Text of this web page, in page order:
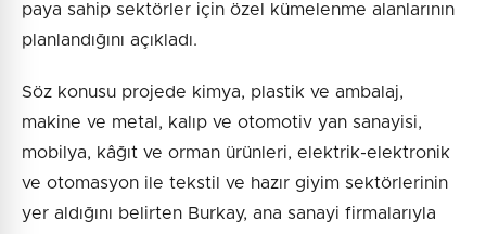
paya sahip sektörler için özel kümelenme alanlarının
planlandığını açıkladı.
Söz konusu projede kimya, plastik ve ambalaj,
makine ve metal, kalıp ve otomotiv yan sanayisi,
mobilya, kâğıt ve orman ürünleri, elektrik-elektronik
ve otomasyon ile tekstil ve hazır giyim sektörlerinin
yer aldığını belirten Burkay, ana sanayi firmalarıyla